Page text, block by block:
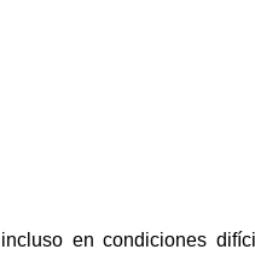
en condiciones